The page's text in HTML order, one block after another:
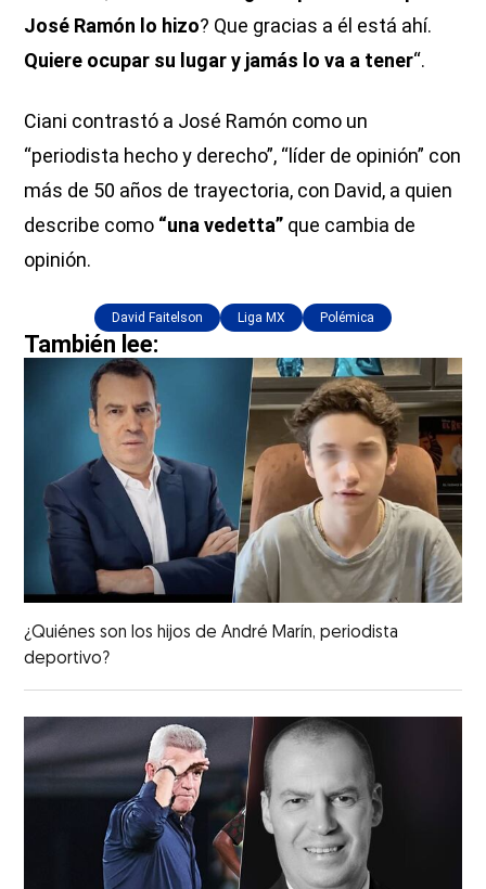
José Ramón lo hizo? Que gracias a él está ahí.
Quiere ocupar su lugar y jamás lo va a tener“.
Ciani contrastó a José Ramón como un
“periodista hecho y derecho”, “líder de opinión” con
más de 50 años de trayectoria, con David, a quien
describe como “una vedetta” que cambia de
opinión.
David Faitelson Liga MX Polémica
También lee:
¿Quiénes son los hijos de André Marín, periodista
deportivo?